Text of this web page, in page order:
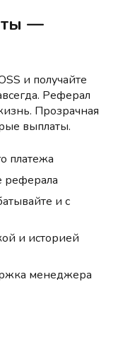
—
и получайте
Реферал
Прозрачная
выплаты.
платежа
реферала
и с
и историей
менеджера